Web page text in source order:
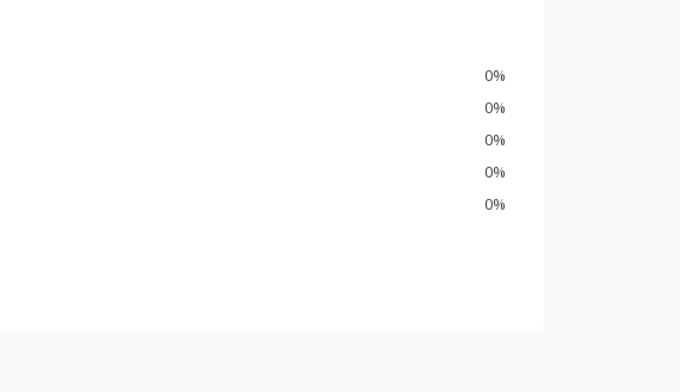
0%
0%
0%
0%
0%